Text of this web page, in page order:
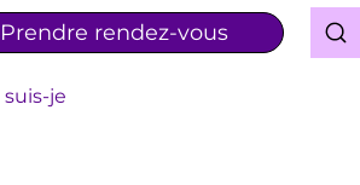
suis-je
Prendre rendez-vous